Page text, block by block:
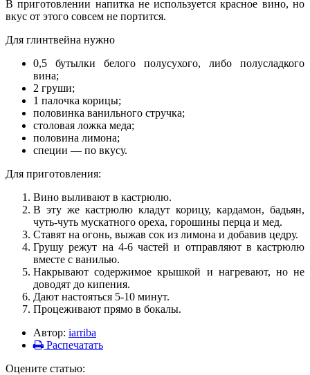
В приготовлении напитка не используется красное вино, но
вкус от этого совсем не портится.
Для глинтвейна нужно
0,5 бутылки белого полусухого, либо полусладкого
вина;
2 груши;
1 палочка корицы;
половинка ванильного стручка;
столовая ложка меда;
половина лимона;
специи — по вкусу.
Для приготовления:
Вино выливают в кастрюлю.
В эту же кастрюлю кладут корицу, кардамон, бадьян,
чуть-чуть мускатного ореха, горошины перца и мед.
Ставят на огонь, выжав сок из лимона и добавив цедру.
Грушу режут на 4-6 частей и отправляют в кастрюлю
вместе с ванилью.
Накрывают содержимое крышкой и нагревают, но не
доводят до кипения.
Дают настояться 5-10 минут.
Процеживают прямо в бокалы.
Автор: iarriba
Распечатать
Оцените статью: